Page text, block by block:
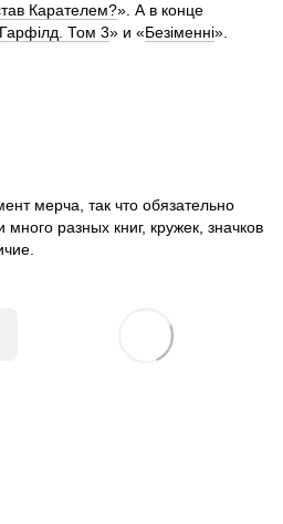
Карателем?». А в конце
Гарфілд. Том 3» и «Безіменні».
мерча, так что обязательно
много разных книг, кружек, значков